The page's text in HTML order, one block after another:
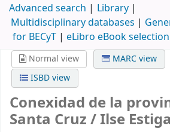
Advanced search
Library
Multidisciplinary databases |
for BECyT | eLibro eBook selection
Normal view
MARC view
ISBD view
Conexidad de la
Santa Cruz /Ilse